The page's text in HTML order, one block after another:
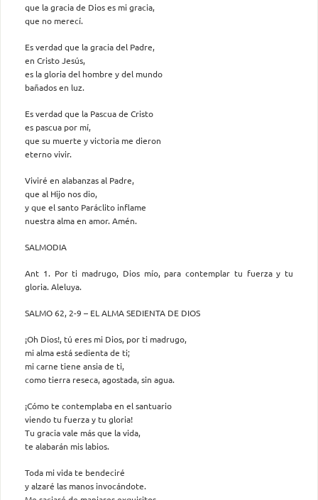
que la gracia de Dios es mi gracia,
que no merecí.
Es verdad que la gracia del Padre,
en Cristo Jesús,
es la gloria del hombre y del mundo
bañados en luz.
Es verdad que la Pascua de Cristo
es pascua por mí,
que su muerte y victoria me dieron
eterno vivir.
Viviré en alabanzas al Padre,
que al Hijo nos dio,
y que el santo Paráclito inflame
nuestra alma en amor. Amén.
SALMODIA
Ant 1. Por ti madrugo, Dios mío, para contemplar tu fuerza y tu
gloria. Aleluya.
SALMO 62, 2-9 – EL ALMA SEDIENTA DE DIOS
¡Oh Dios!, tú eres mi Dios, por ti madrugo,
mi alma está sedienta de ti;
mi carne tiene ansia de ti,
como tierra reseca, agostada, sin agua.
¡Cómo te contemplaba en el santuario
viendo tu fuerza y tu gloria!
Tu gracia vale más que la vida,
te alabarán mis labios.
Toda mi vida te bendeciré
y alzaré las manos invocándote.